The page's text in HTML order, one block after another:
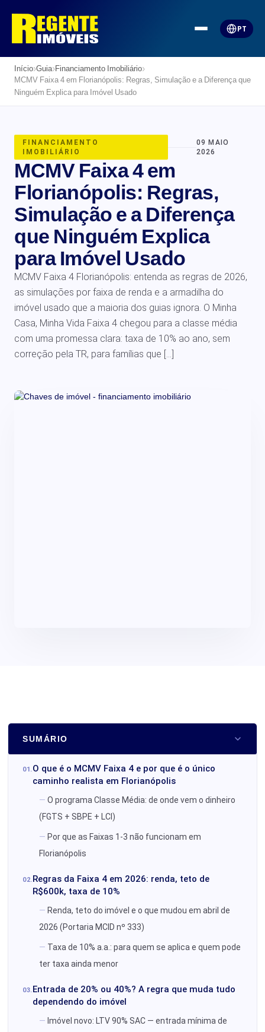
PT
Início›Guia›Financiamento Imobiliário›
MCMV Faixa 4 em Florianópolis: Regras, Simulação e a Diferença que
Ninguém Explica para Imóvel Usado
FINANCIAMENTO
IMOBILIÁRIO
09 MAIO
2026
MCMV Faixa 4 em
Florianópolis: Regras,
Simulação e a Diferença
que Ninguém Explica
para Imóvel Usado
MCMV Faixa 4 Florianópolis: entenda as regras de 2026,
as simulações por faixa de renda e a armadilha do
imóvel usado que a maioria dos guias ignora. O Minha
Casa, Minha Vida Faixa 4 chegou para a classe média
com uma promessa clara: taxa de 10% ao ano, sem
correção pela TR, para famílias que […]
SUMÁRIO
O que é o MCMV Faixa 4 e por que é o único
caminho realista em Florianópolis
O programa Classe Média: de onde vem o dinheiro
(FGTS + SBPE + LCI)
Por que as Faixas 1-3 não funcionam em
Florianópolis
Regras da Faixa 4 em 2026: renda, teto de
R$600k, taxa de 10%
Renda, teto do imóvel e o que mudou em abril de
2026 (Portaria MCID nº 333)
Taxa de 10% a.a.: para quem se aplica e quem pode
ter taxa ainda menor
Entrada de 20% ou 40%? A regra que muda tudo
dependendo do imóvel
Imóvel novo: LTV 90% SAC — entrada mínima de